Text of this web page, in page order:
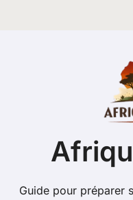
Guide pour préparer